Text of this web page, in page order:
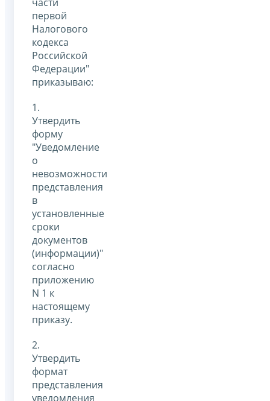
первой
Налогового
кодекса
Российской
Федерации"
приказываю:
1.
Утвердить
форму
"Уведомление
о
невозможности
представления
в
установленные
сроки
документов
(информации)"
согласно
приложению
N 1 к
настоящему
приказу.
2.
Утвердить
формат
представления
уведомления